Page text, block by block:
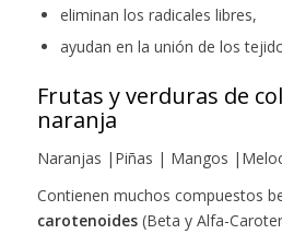
eliminan los radicales libres,
ayudan en la unión de los
Frutas y verduras de
naranja
Naranjas |Piñas | Mangos
Contienen muchos compuestos
carotenoides(Beta y Alfa-